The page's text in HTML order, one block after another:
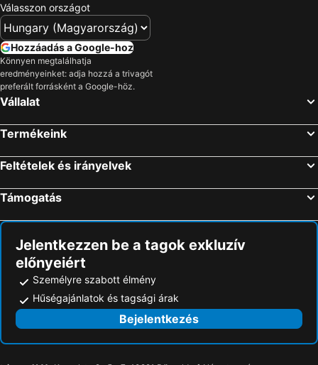
Válasszon országot
Hozzáadás a Google-hoz
Könnyen megtalálhatja
eredményeinket: adja hozzá a trivagót
preferált forrásként a Google-höz.
Vállalat
Termékeink
Feltételek és irányelvek
Támogatás
Jelentkezzen be a tagok exkluzív
előnyeiért
Személyre szabott élmény
Hűségajánlatok és tagsági árak
Bejelentkezés